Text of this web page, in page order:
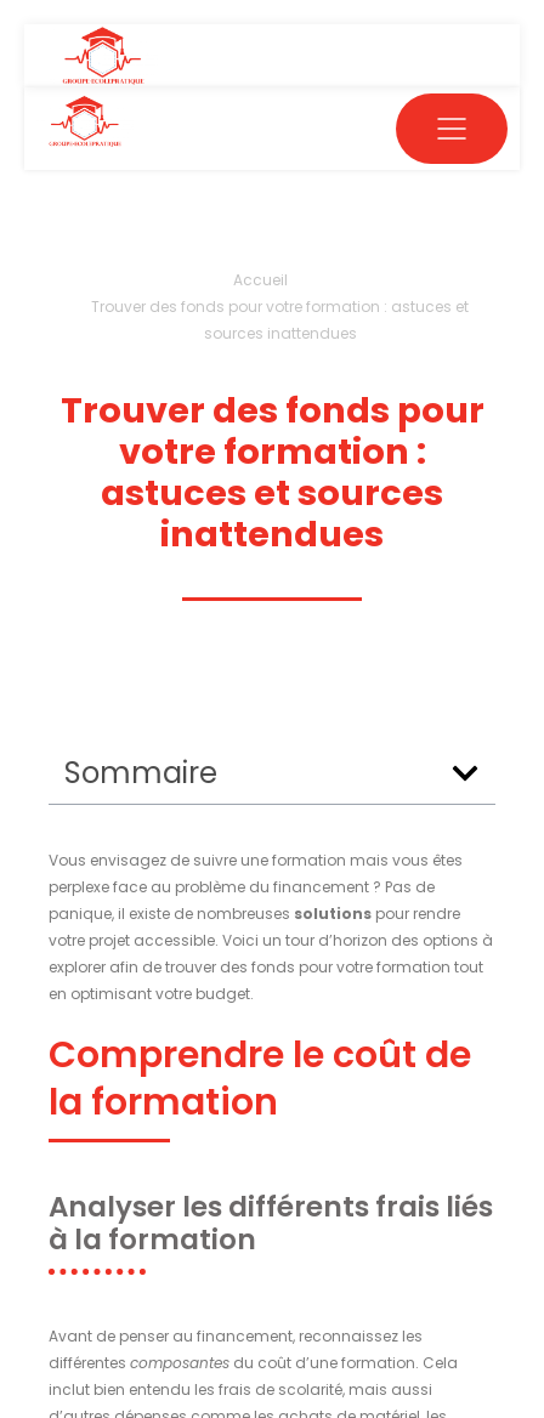
Accueil
Trouver des fonds pour votre formation : astuces et
sources inattendues
Trouver des fonds pour
votre formation :
astuces et sources
inattendues
Sommaire
Vous envisagez de suivre une formation mais vous êtes
perplexe face au problème du financement ? Pas de
panique, il existe de nombreuses solutions pour rendre
votre projet accessible. Voici un tour d’horizon des options à
explorer afin de trouver des fonds pour votre formation tout
en optimisant votre budget.
Comprendre le coût de
la formation
Analyser les différents frais liés
à la formation
Avant de penser au financement, reconnaissez les
différentes composantes du coût d’une formation. Cela
inclut bien entendu les frais de scolarité, mais aussi